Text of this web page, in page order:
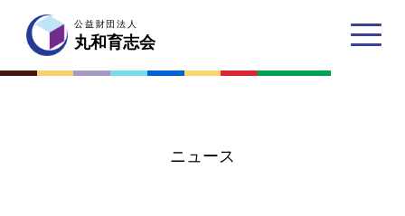
公益財団法人
丸和育志会
公益財団法人
丸和育志会
ニュース